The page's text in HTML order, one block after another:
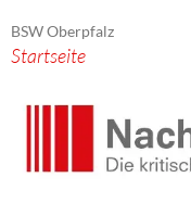
BSW Oberpfalz
Startseite